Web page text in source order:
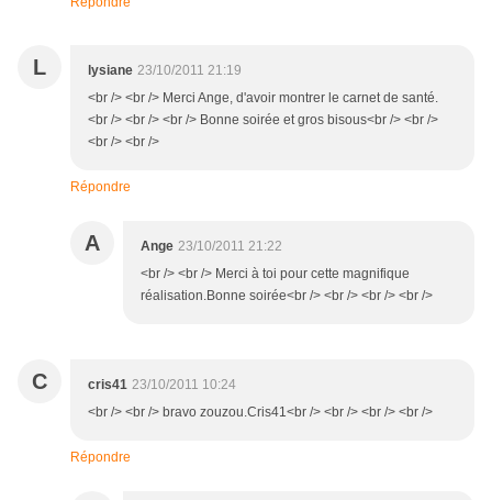
L lysiane 23/10/2011 21:19
<br /> <br /> Merci Ange, d'avoir montrer le carnet de santé.
<br /> <br /> <br /> Bonne soirée et gros bisous<br /> <br />
<br /> <br />
Répondre
A Ange 23/10/2011 21:22
<br /> <br /> Merci à toi pour cette magnifique
réalisation.Bonne soirée<br /> <br /> <br /> <br />
C cris41 23/10/2011 10:24
<br /> <br /> bravo zouzou.Cris41<br /> <br /> <br /> <br />
Répondre